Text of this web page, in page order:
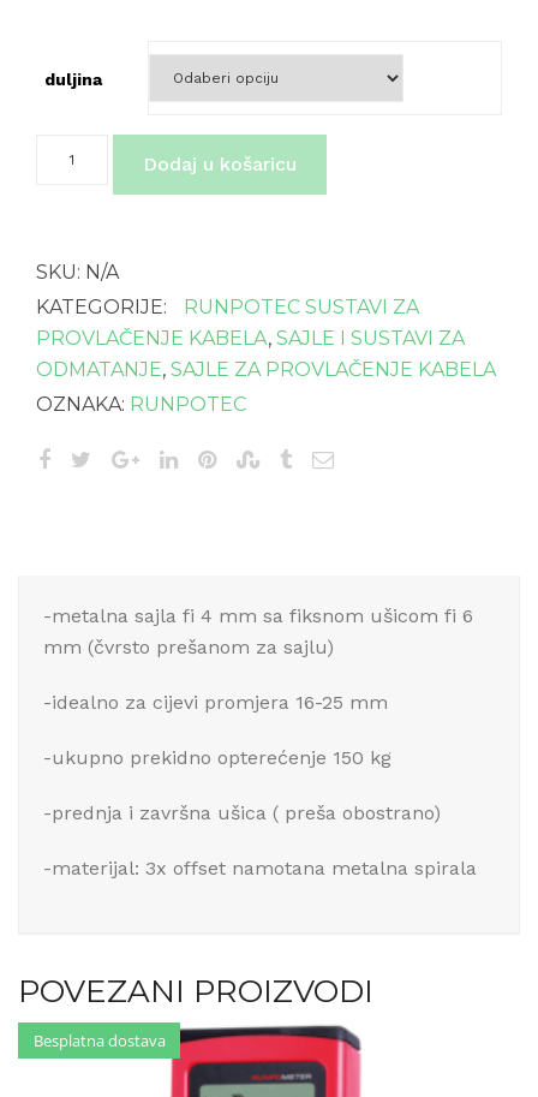
duljina
SAJLA
UŠICOM-
veličine
od
10-
30
m
Dodaj u košaricu
SKU: N/A
KATEGORIJE:
RUNPOTEC SUSTAVI ZA
PROVLAČENJE KABELA, SAJLE I SUSTAVI ZA
ODMATANJE, SAJLE ZA PROVLAČENJE KABELA
OZNAKA: RUNPOTEC
-metalna sajla fi 4 mm sa fiksnom ušicom fi 6
mm (čvrsto prešanom za sajlu)
-idealno za cijevi promjera 16-25 mm
-ukupno prekidno opterećenje 150 kg
-prednja i završna ušica ( preša obostrano)
-materijal: 3x offset namotana metalna spirala
POVEZANI PROIZVODI
Besplatna dostava
Besplatna dostava